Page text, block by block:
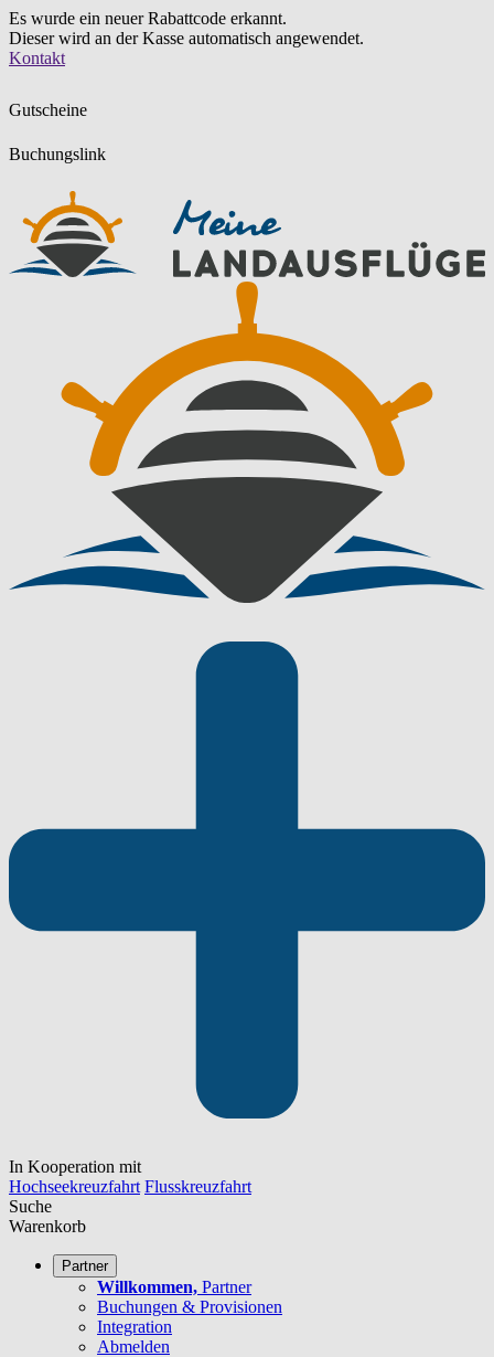
Es wurde ein neuer Rabattcode erkannt.
Dieser wird an der Kasse automatisch angewendet.
Zum
Kontakt
Gutscheine
Buchungslink
In Kooperation mit
Hochseekreuzfahrt Flusskreuzfahrt
Suche
Warenkorb
Partner
Willkommen, Partner
Buchungen & Provisionen
Integration
Abmelden